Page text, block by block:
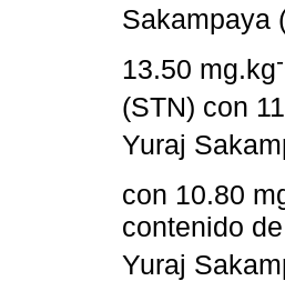
13.50 mg.kg
(STN) con
Yuraj
con 10.80
contenido
Yuraj